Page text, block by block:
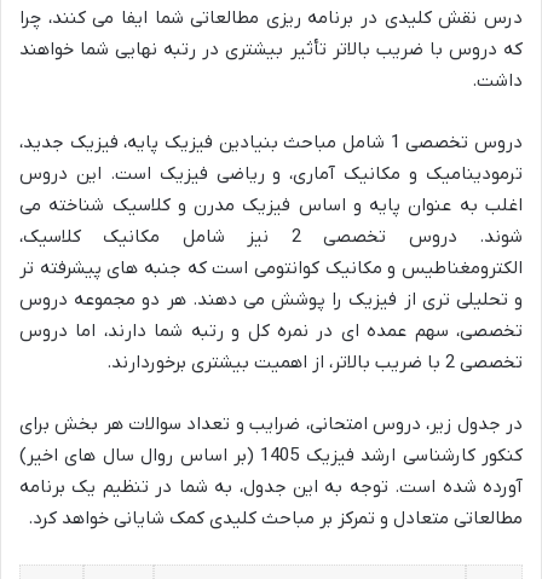
درس نقش کلیدی در برنامه ریزی مطالعاتی شما ایفا می کنند، چرا
که دروس با ضریب بالاتر تأثیر بیشتری در رتبه نهایی شما خواهند
داشت.
دروس تخصصی 1 شامل مباحث بنیادین فیزیک پایه، فیزیک جدید،
ترمودینامیک و مکانیک آماری، و ریاضی فیزیک است. این دروس
اغلب به عنوان پایه و اساس فیزیک مدرن و کلاسیک شناخته می
شوند. دروس تخصصی 2 نیز شامل مکانیک کلاسیک،
الکترومغناطیس و مکانیک کوانتومی است که جنبه های پیشرفته تر
و تحلیلی تری از فیزیک را پوشش می دهند. هر دو مجموعه دروس
تخصصی، سهم عمده ای در نمره کل و رتبه شما دارند، اما دروس
تخصصی 2 با ضریب بالاتر، از اهمیت بیشتری برخوردارند.
در جدول زیر، دروس امتحانی، ضرایب و تعداد سوالات هر بخش برای
کنکور کارشناسی ارشد فیزیک 1405 (بر اساس روال سال های اخیر)
آورده شده است. توجه به این جدول، به شما در تنظیم یک برنامه
مطالعاتی متعادل و تمرکز بر مباحث کلیدی کمک شایانی خواهد کرد.